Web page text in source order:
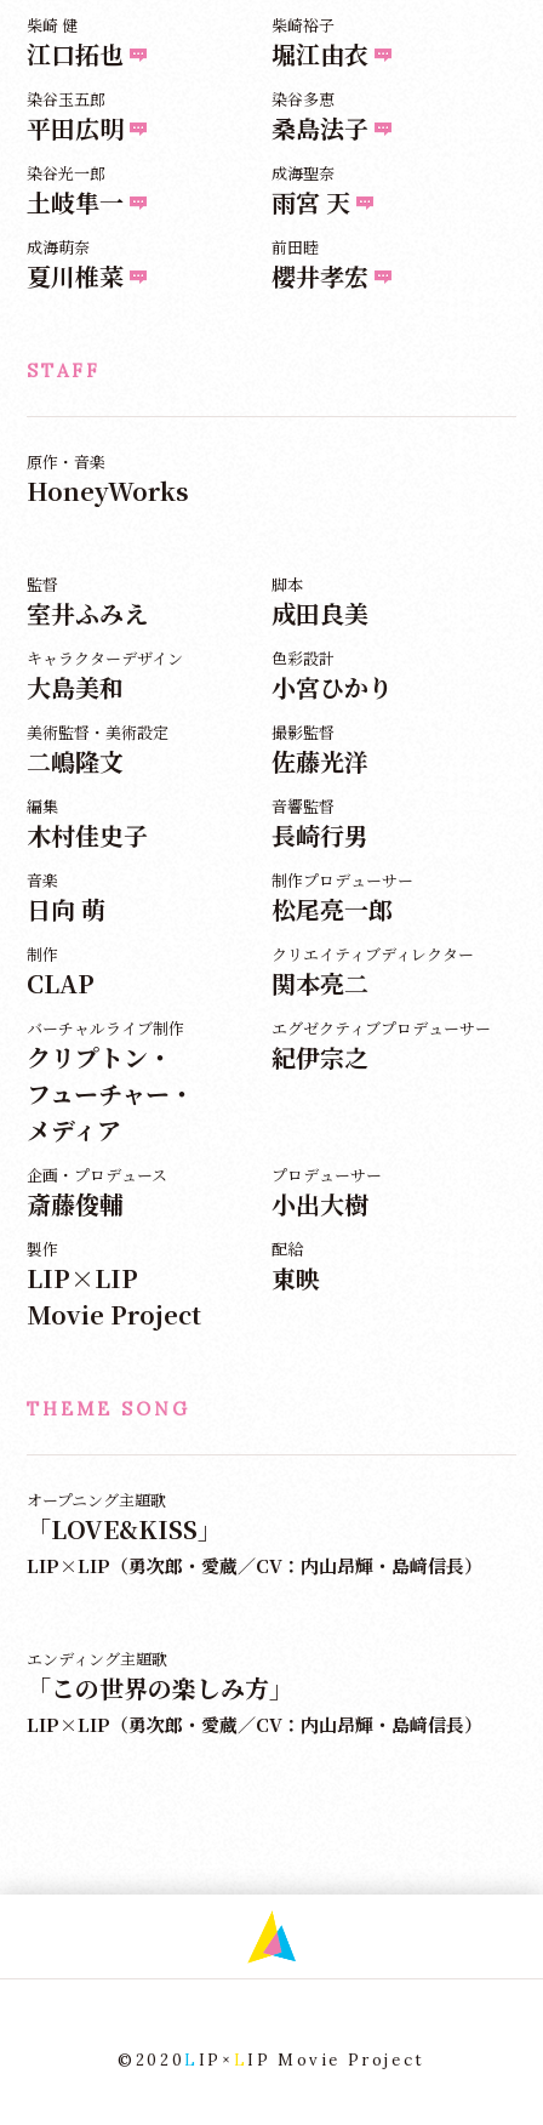
柴崎 健
江口拓也
柴崎裕子
堀江由衣
染谷玉五郎
平田広明
染谷多恵
桑島法子
染谷光一郎
土岐隼一
成海聖奈
雨宮 天
成海萌奈
夏川椎菜
前田睦
櫻井孝宏
STAFF
原作・音楽
HoneyWorks
監督
室井ふみえ
脚本
成田良美
キャラクターデザイン
大島美和
色彩設計
小宮ひかり
美術監督・美術設定
二嶋隆文
撮影監督
佐藤光洋
編集
木村佳史子
音響監督
長崎行男
音楽
日向 萌
制作プロデューサー
松尾亮一郎
制作
CLAP
クリエイティブディレクター
関本亮二
バーチャルライブ制作
クリプトン・
フューチャー・
メディア
エグゼクティブプロデューサー
紀伊宗之
企画・プロデュース
斎藤俊輔
プロデューサー
小出大樹
製作
LIP×LIP
Movie Project
配給
東映
THEME SONG
オープニング主題歌
「LOVE&KISS」
LIP×LIP（勇次郎・愛蔵／CV：内山昂輝・島﨑信長）
エンディング主題歌
「この世界の楽しみ方」
LIP×LIP（勇次郎・愛蔵／CV：内山昂輝・島﨑信長）
©2020 L IP× L IP Movie Project